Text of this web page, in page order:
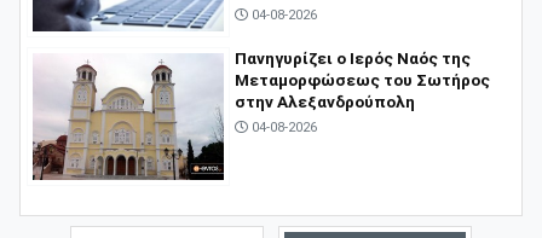
04-08-2026
Πανηγυρίζει ο Ιερός Ναός της
Μεταμορφώσεως του Σωτήρος
στην Αλεξανδρούπολη
04-08-2026